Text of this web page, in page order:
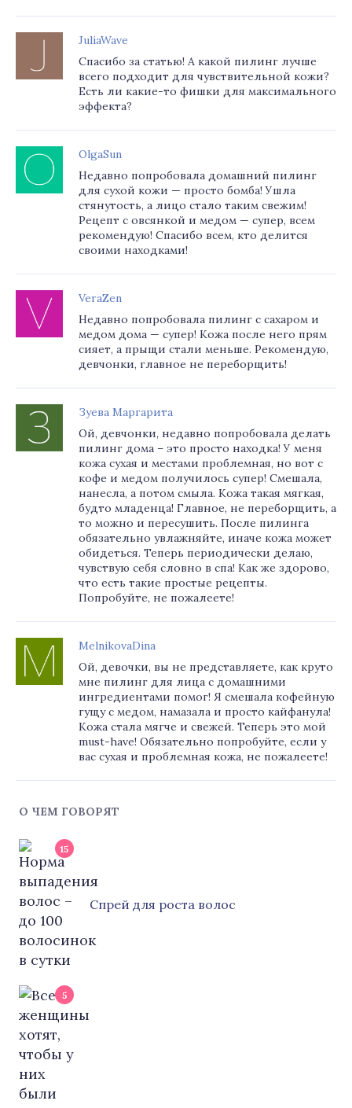
JuliaWave
Спасибо за статью! А какой пилинг лучше
всего подходит для чувствительной кожи?
Есть ли какие-то фишки для максимального
эффекта?
OlgaSun
Недавно попробовала домашний пилинг
для сухой кожи — просто бомба! Ушла
стянутость, а лицо стало таким свежим!
Рецепт с овсянкой и медом — супер, всем
рекомендую! Спасибо всем, кто делится
своими находками!
VeraZen
Недавно попробовала пилинг с сахаром и
медом дома — супер! Кожа после него прям
сияет, а прыщи стали меньше. Рекомендую,
девчонки, главное не переборщить!
Зуева Маргарита
Ой, девчонки, недавно попробовала делать
пилинг дома – это просто находка! У меня
кожа сухая и местами проблемная, но вот с
кофе и медом получилось супер! Смешала,
нанесла, а потом смыла. Кожа такая мягкая,
будто младенца! Главное, не переборщить, а
то можно и пересушить. После пилинга
обязательно увлажняйте, иначе кожа может
обидеться. Теперь периодически делаю,
чувствую себя словно в спа! Как же здорово,
что есть такие простые рецепты.
Попробуйте, не пожалеете!
MelnikovaDina
Ой, девочки, вы не представляете, как круто
мне пилинг для лица с домашними
ингредиентами помог! Я смешала кофейную
гущу с медом, намазала и просто кайфанула!
Кожа стала мягче и свежей. Теперь это мой
must-have! Обязательно попробуйте, если у
вас сухая и проблемная кожа, не пожалеете!
О ЧЕМ ГОВОРЯТ
15
Cпрей для роста волос
5